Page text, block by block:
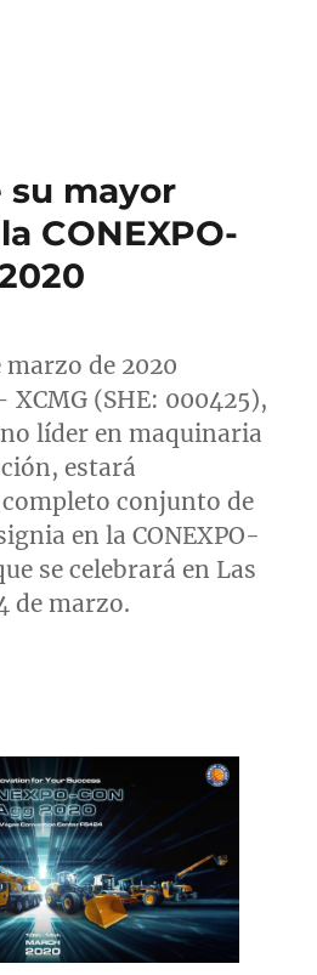
su mayor
CONEXPO-
marzo de 2020
(SHE: 000425),
líder en maquinaria
estará
conjunto de
en la CONEXPO-
se celebrará en Las
de marzo.